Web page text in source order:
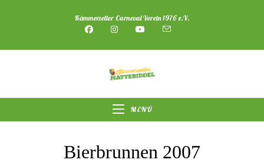
Kämmerzeller Carneval Verein 1976 e.V.
MENÜ
Bierbrunnen 2007